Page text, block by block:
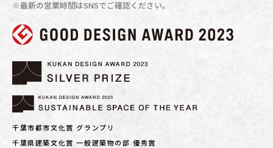
※最新の営業時間はSNSでご確認ください。
千葉市都市文化賞 グランプリ
千葉県建築文化賞 一般建築物の部 優秀賞